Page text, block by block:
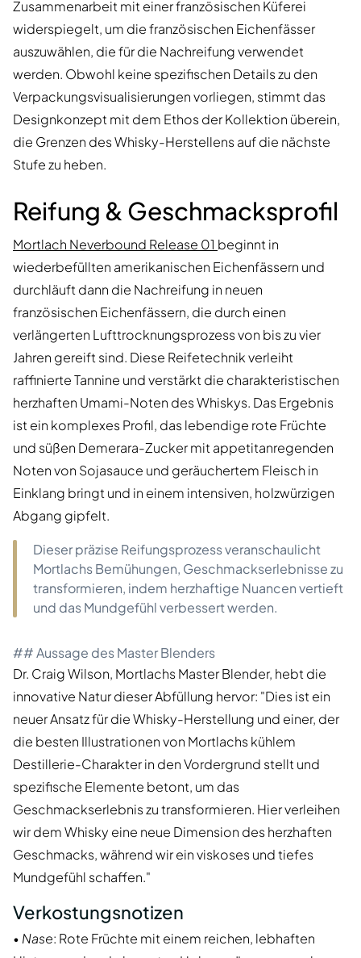
Zusammenarbeit mit einer französischen Küferei
widerspiegelt, um die französischen Eichenfässer
auszuwählen, die für die Nachreifung verwendet
werden. Obwohl keine spezifischen Details zu den
Verpackungsvisualisierungen vorliegen, stimmt das
Designkonzept mit dem Ethos der Kollektion überein,
die Grenzen des Whisky-Herstellens auf die nächste
Stufe zu heben.
Reifung & Geschmacksprofil
Mortlach Neverbound Release 01 beginnt in
wiederbefüllten amerikanischen Eichenfässern und
durchläuft dann die Nachreifung in neuen
französischen Eichenfässern, die durch einen
verlängerten Lufttrocknungsprozess von bis zu vier
Jahren gereift sind. Diese Reifetechnik verleiht
raffinierte Tannine und verstärkt die charakteristischen
herzhaften Umami-Noten des Whiskys. Das Ergebnis
ist ein komplexes Profil, das lebendige rote Früchte
und süßen Demerara-Zucker mit appetitanregenden
Noten von Sojasauce und geräuchertem Fleisch in
Einklang bringt und in einem intensiven, holzwürzigen
Abgang gipfelt.
Dieser präzise Reifungsprozess veranschaulicht
Mortlachs Bemühungen, Geschmackserlebnisse zu
transformieren, indem herzhaftige Nuancen vertieft
und das Mundgefühl verbessert werden.
## Aussage des Master Blenders
Dr. Craig Wilson, Mortlachs Master Blender, hebt die
innovative Natur dieser Abfüllung hervor: "Dies ist ein
neuer Ansatz für die Whisky-Herstellung und einer, der
die besten Illustrationen von Mortlachs kühlem
Destillerie-Charakter in den Vordergrund stellt und
spezifische Elemente betont, um das
Geschmackserlebnis zu transformieren. Hier verleihen
wir dem Whisky eine neue Dimension des herzhaften
Geschmacks, während wir ein viskoses und tiefes
Mundgefühl schaffen."
Verkostungsnotizen
• Nase: Rote Früchte mit einem reichen, lebhaften